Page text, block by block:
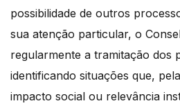
possibilidade de outros
sua atenção particular, o
regularmente a tramitação dos
identificando situações que,
impacto social ou relevância